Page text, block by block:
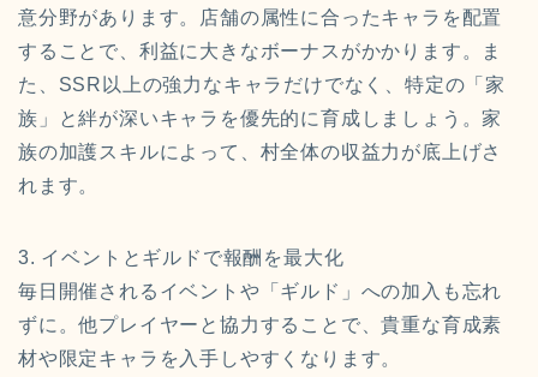
意分野があります。店舗の属性に合ったキャラを配置
することで、利益に大きなボーナスがかかります。ま
た、SSR以上の強力なキャラだけでなく、特定の「家
族」と絆が深いキャラを優先的に育成しましょう。家
族の加護スキルによって、村全体の収益力が底上げさ
れます。
3. イベントとギルドで報酬を最大化
毎日開催されるイベントや「ギルド」への加入も忘れ
ずに。他プレイヤーと協力することで、貴重な育成素
材や限定キャラを入手しやすくなります。